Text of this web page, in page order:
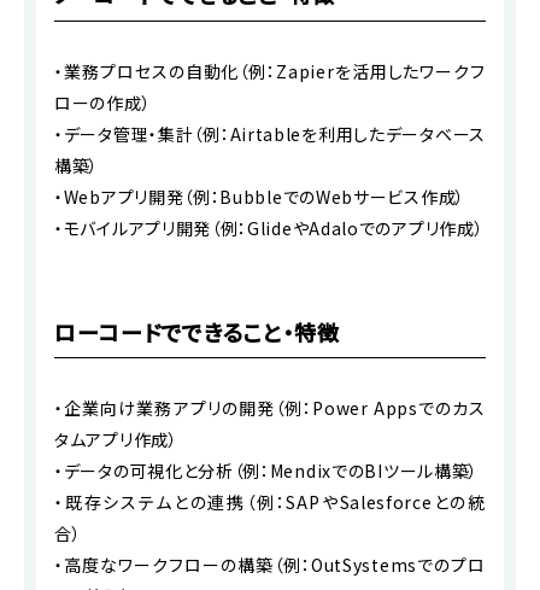
・業務プロセスの自動化（例：Zapierを活用したワークフ
ローの作成）
・データ管理・集計（例：Airtableを利用したデータベース
構築）
・Webアプリ開発（例：BubbleでのWebサービス作成）
・モバイルアプリ開発（例：GlideやAdaloでのアプリ作成）
ローコードでできること・特徴
・企業向け業務アプリの開発（例：Power Appsでのカス
タムアプリ作成）
・データの可視化と分析（例：MendixでのBIツール構築）
・既存システムとの連携（例：SAPやSalesforceとの統
合）
・高度なワークフローの構築（例：OutSystemsでのプロ